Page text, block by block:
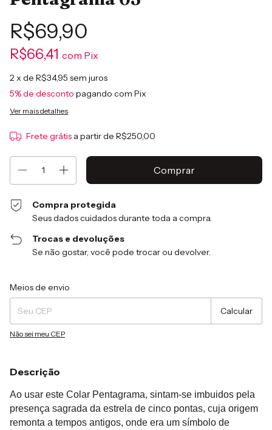
R$69,90
R$66,41 com Pix
2x de R$34,95 sem juros
5% de desconto pagando com Pix
Ver mais detalhes
Frete grátis a partir de R$250,00
Compra protegida
Seus dados cuidados durante toda a compra.
Trocas e devoluções
Se não gostar, você pode trocar ou devolver.
Entregas para o CEP:
Meios de envio
Calcular
Não sei meu CEP
Descrição
Ao usar este Colar Pentagrama, sintam-se imbuidos pela
presença sagrada da estrela de cinco pontas, cuja origem
remonta a tempos antigos, onde era um símbolo de